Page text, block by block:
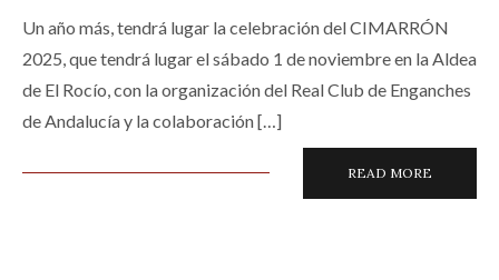
Un año más, tendrá lugar la celebración del CIMARRÓN
2025, que tendrá lugar el sábado 1 de noviembre en la Aldea
de El Rocío, con la organización del Real Club de Enganches
de Andalucía y la colaboración […]
READ MORE